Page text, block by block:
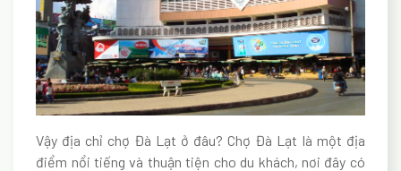
Vậy địa chỉ chợ Đà Lạt ở đâu? Chợ Đà Lạt là một địa
điểm nổi tiếng và thuận tiện cho du khách, nơi đây có